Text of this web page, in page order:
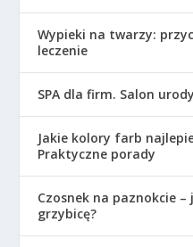
Wypieki na twarzy:
leczenie
SPA dla firm. Salon
Jakie kolory farb
Praktyczne porady
Czosnek na paznokcie
grzybicę?